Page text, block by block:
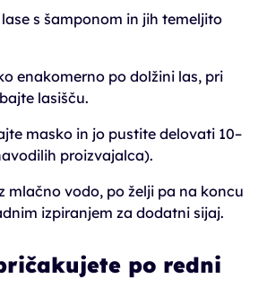
s šamponom in jih temeljito
enakomerno po dolžini las, pri
lasišču.
masko in jo pustite delovati 10–
proizvajalca).
mlačno vodo, po želji pa na koncu
izpiranjem za dodatni sijaj.
po redni